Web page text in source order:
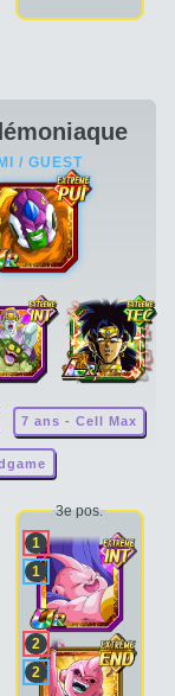
7 ans - Cell Max
3e pos.
1
1
2
2